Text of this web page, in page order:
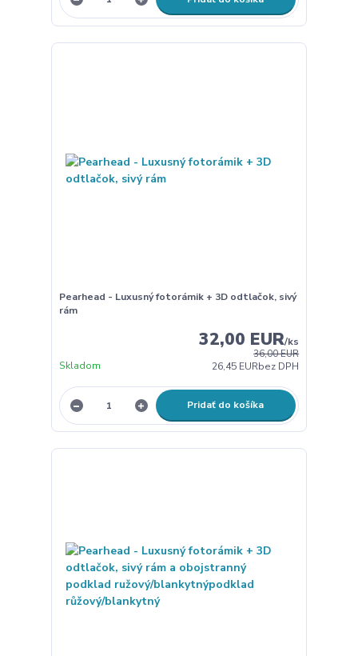
Pearhead - Luxusný fotorámik + 3D odtlačok, sivý
rám
36,00 EUR
32,00 EUR/ks
26,45 EURbez DPH
Skladom
Pridať do košíka